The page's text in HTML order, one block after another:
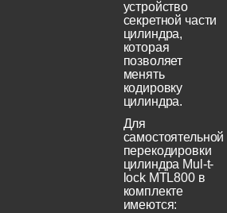
устройство
секретной части
цилиндра,
которая
позволяет
менять
кодировку
цилиндра.
Для
самостоятельной
перекодировки
цилиндра Mul-t-
lock MTL800 в
комплекте
имеются: